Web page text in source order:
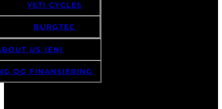
YETI CYCLES
BURGTEC
US (EN)
OG FINANSIERING